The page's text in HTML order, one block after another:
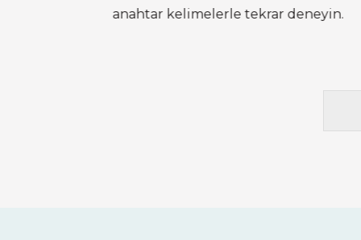
anahtar kelimelerle tekrar deneyin.